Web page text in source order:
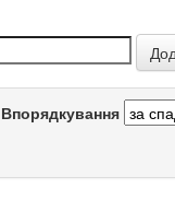
Впорядкування